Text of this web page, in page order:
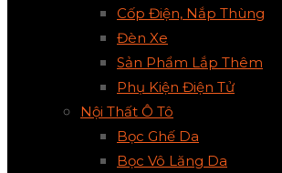
Cốp Điện, Nắp Thùng
Đèn Xe
Sản Phẩm Lắp Thêm
Phụ Kiện Điện Tử
Nội Thất Ô Tô
Bọc Ghế Da
Bọc Vô Lăng Da